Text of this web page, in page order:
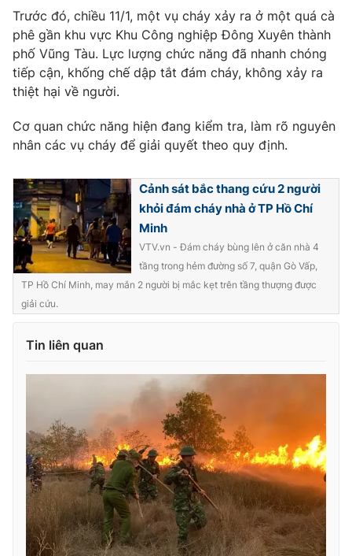
Chất lượng cuộc sống
Học trực tuyến
Hitech Công nghệ tương lai
Sản phẩm
Thị trường
Tư vấn
Giao lưu trực tuyến
Lịch phát sóng
Chuyên mục khác
Emagazine Podcast
Photo
Video Shorts video
Thị trường 24h Tấm lòng Việt
VTV4 Vươn mình bằng AI
VTV9 VTV8
Liên hệ tòa soạn English
Trước đó, chiều 11/1, một vụ cháy xảy ra ở một quá cà
phê gần khu vực Khu Công nghiệp Đông Xuyên thành
phố Vũng Tàu. Lực lượng chức năng đã nhanh chóng
tiếp cận, khống chế dập tắt đám cháy, không xảy ra
thiệt hại về người.
Cơ quan chức năng hiện đang kiểm tra, làm rõ nguyên
nhân các vụ cháy để giải quyết theo quy định.
Cảnh sát bắc thang cứu 2 người
khỏi đám cháy nhà ở TP Hồ Chí
Minh
VTV.vn - Đám cháy bùng lên ở căn nhà 4
tầng trong hẻm đường số 7, quận Gò Vấp,
TP Hồ Chí Minh, may mắn 2 người bị mắc kẹt trên tầng thượng được
giải cứu.
Tin liên quan